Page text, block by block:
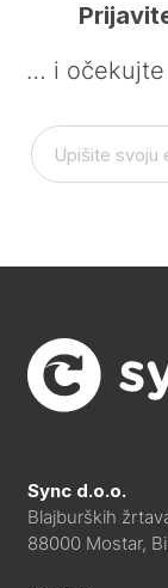
… i očekujte
Sync d.o.o.
Blajburških
88000 Mostar,